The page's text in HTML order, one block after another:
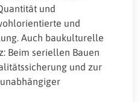
und
und
Auch baukulturelle
Beim seriellen Bauen
und zur